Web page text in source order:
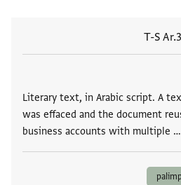
T-S
Literary text, in Arabic script. A
was effaced and the document
business accounts with multiple …